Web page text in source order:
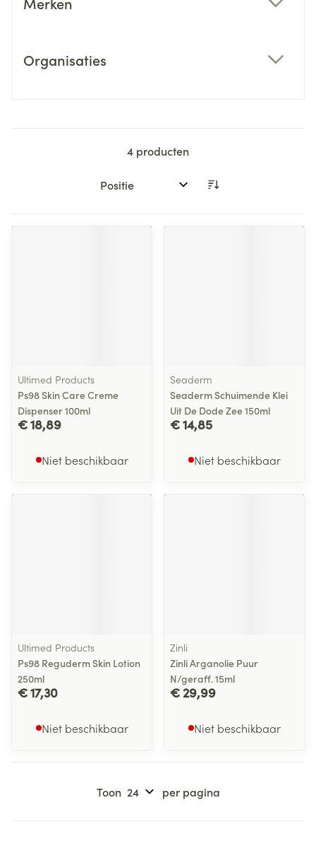
Organisaties
4 producten
Sorteer op:
Ultimed Products
Ps98 Skin Care Creme
Dispenser 100ml
€ 18,89
Niet beschikbaar
Seaderm
Seaderm Schuimende Klei
Uit De Dode Zee 150ml
€ 14,85
Niet beschikbaar
Ultimed Products
Ps98 Reguderm Skin Lotion
250ml
€ 17,30
Niet beschikbaar
Zinli
Zinli Arganolie Puur
N/geraff. 15ml
€ 29,99
Niet beschikbaar
Toon per pagina